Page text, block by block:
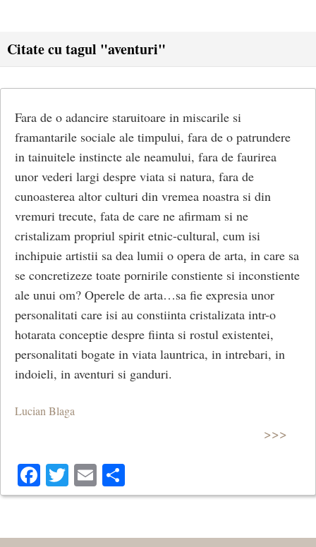
Citate cu tagul "aventuri"
Fara de o adancire staruitoare in miscarile si
framantarile sociale ale timpului, fara de o patrundere
in tainuitele instincte ale neamului, fara de faurirea
unor vederi largi despre viata si natura, fara de
cunoasterea altor culturi din vremea noastra si din
vremuri trecute, fata de care ne afirmam si ne
cristalizam propriul spirit etnic-cultural, cum isi
inchipuie artistii sa dea lumii o opera de arta, in care sa
se concretizeze toate pornirile constiente si inconstiente
ale unui om? Operele de arta…sa fie expresia unor
personalitati care isi au constiinta cristalizata intr-o
hotarata conceptie despre fiinta si rostul existentei,
personalitati bogate in viata launtrica, in intrebari, in
indoieli, in aventuri si ganduri.
Lucian Blaga
>>>
Facebook
Twitter
Email